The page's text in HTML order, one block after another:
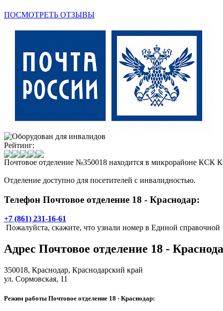
ПОСМОТРЕТЬ ОТЗЫВЫ
Рейтинг:
Почтовое отделение №350018 находится в микрорайоне КСК
Отделение доступно для посетителей с инвалидностью.
Телефон Почтовое отделение 18 - Краснодар:
+7 (861) 231-16-61
Пожалуйста, скажите, что узнали номер в Единой справочной
Адрес Почтовое отделение 18 -
350018, Краснодар, Краснодарский край
ул. Сормовская, 11
Режим работы Почтовое отделение 18 - Краснодар: